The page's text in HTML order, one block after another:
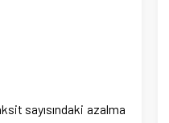
sayısındaki azalma